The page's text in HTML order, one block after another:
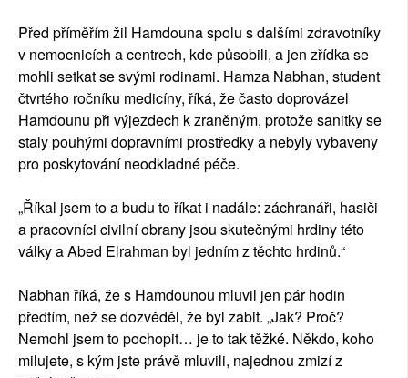
Před příměřím žil Hamdouna spolu s dalšími zdravotníky
v nemocnicích a centrech, kde působili, a jen zřídka se
mohli setkat se svými rodinami. Hamza Nabhan, student
čtvrtého ročníku medicíny, říká, že často doprovázel
Hamdounu při výjezdech k zraněným, protože sanitky se
staly pouhými dopravními prostředky a nebyly vybaveny
pro poskytování neodkladné péče.
„Říkal jsem to a budu to říkat i nadále: záchranáři, hasiči
a pracovníci civilní obrany jsou skutečnými hrdiny této
války a Abed Elrahman byl jedním z těchto hrdinů.“
Nabhan říká, že s Hamdounou mluvil jen pár hodin
předtím, než se dozvěděl, že byl zabit. „Jak? Proč?
Nemohl jsem to pochopit… je to tak těžké. Někdo, koho
milujete, s kým jste právě mluvili, najednou zmizí z